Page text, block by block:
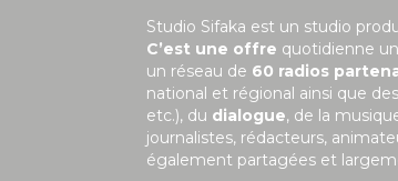
Studio Sifaka est un studio
C’est une offre quotidienne
un réseau de 60 radios
national et régional ainsi que
etc.), du dialogue, de la
journalistes, rédacteurs,
également partagées et